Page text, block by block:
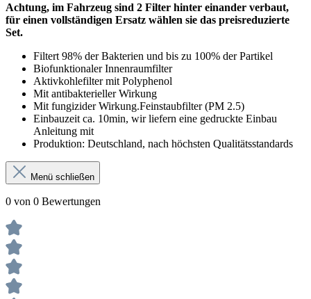
Achtung, im Fahrzeug sind 2 Filter hinter einander verbaut,
für einen vollständigen Ersatz wählen sie das preisreduzierte
Set.
Filtert 98% der Bakterien und bis zu 100% der Partikel
Biofunktionaler Innenraumfilter
Aktivkohlefilter mit Polyphenol
Mit antibakterieller Wirkung
Mit fungizider Wirkung.Feinstaubfilter (PM 2.5)
Einbauzeit ca. 10min, wir liefern eine gedruckte Einbau
Anleitung mit
Produktion: Deutschland, nach höchsten Qualitätsstandards
Menü schließen
0 von 0 Bewertungen